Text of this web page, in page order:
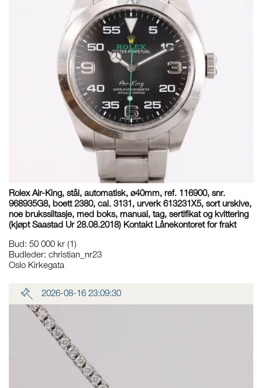
Rolex Air-King, stål, automatisk, ø40mm, ref. 116900, snr.
968935G8, boett 2380, cal. 3131, urverk 613231X5, sort urskive,
noe bruksslitasje, med boks, manual, tag, sertifikat og kvittering
(kjøpt Saastad Ur 28.08.2018) Kontakt Lånekontoret for frakt
Bud: 50 000 kr (1)
Budleder: christian_nr23
Oslo Kirkegata
2026-08-16 23:09:30